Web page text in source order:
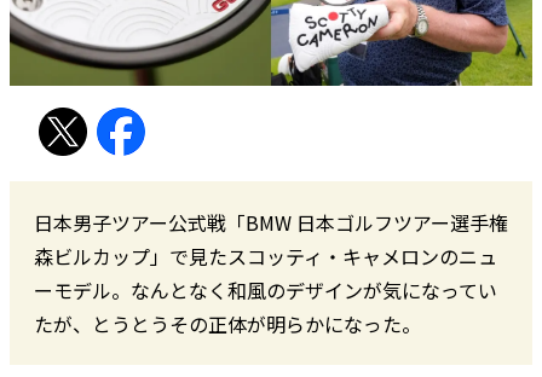
日本男子ツアー公式戦「BMW 日本ゴルフツアー選手権
森ビルカップ」で見たスコッティ・キャメロンのニュ
ーモデル。なんとなく和風のデザインが気になってい
たが、とうとうその正体が明らかになった。